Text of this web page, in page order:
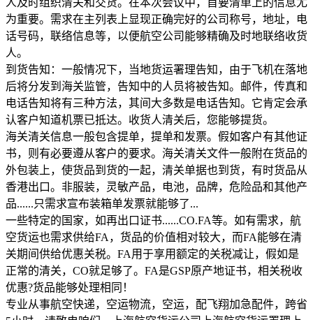
为重要。需求在主列表上显现正确完好的公司称号，地址，电
话号码，联络信息等，以便航空公司能够精确及时地联络收货
人。
到货告知：一般情况下，当地货运署理告知，由于飞机在落地
后将分发到海关监管，告知中的人员将被告知。邮件，传真和
电话告知将有三种方法，其间大多数是电话告知。它肯定会承
认客户知道机票已抵达。收货人清关后，您能够提货。
海关清关信息一般包含提单，提单和发票。假如客户有其他证
书，则有必要遵从客户的要求。海关清关文件一般附在货品的
外包装上，使货品到货的一起，清关单据也到货，有时货品从
香港出口。非服装，灵敏产品，电池，品牌，危险品和其他产
品......只需求宣布装箱单发票就能够了...
一些特定的国家，如再出口证书......CO.FA等。如有需求，航
空货运也需求供给FA，货品的价值相对较大，而FA能够在清
关期间供给优惠关税。FA用于享用额定的关税减让，假如是
正常的清关，CO就足够了。FA是GSP原产地证书，相关税收
优惠?货品能够处理相同！
专业从事航空快递，空运物流，空运，配飞翔加急配件，跨省